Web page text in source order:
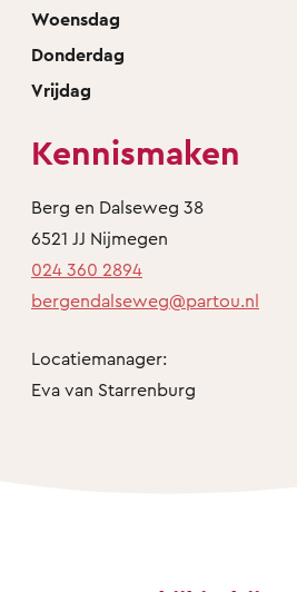
Woensdag
Donderdag
Vrijdag
Kennismaken
Berg en Dalseweg 38
6521 JJ Nijmegen
024 360 2894
bergendalseweg@partou.nl
Locatiemanager:
Eva van Starrenburg